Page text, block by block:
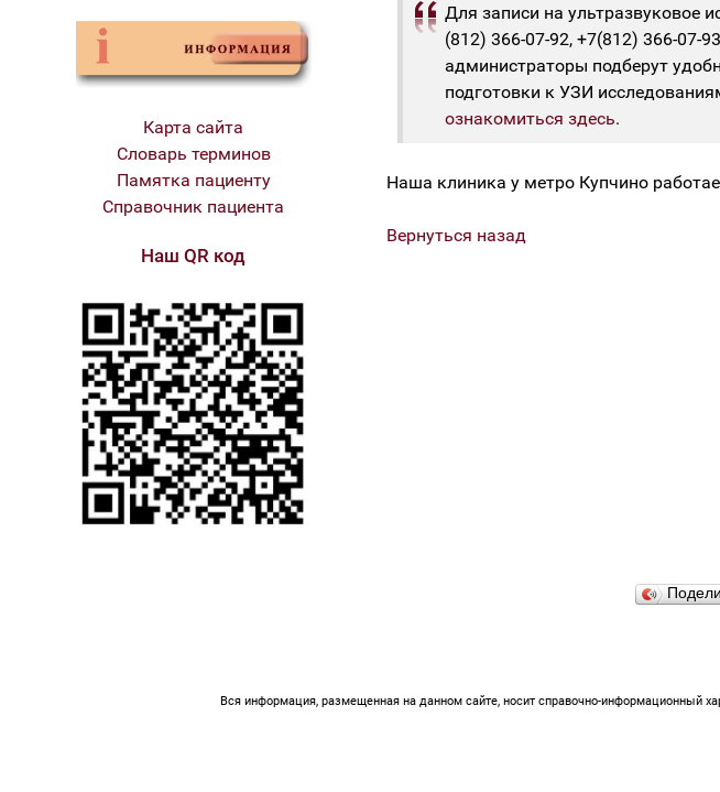
Карта сайта
Словарь терминов
Памятка пациенту
Справочник пациента
Наш QR код
Для записи на ультразвуковое
(812) 366-07-92, +7(812) 366-07-
администраторы подберут
подготовки к УЗИ
ознакомиться здесь.
Наша клиника у метро Купчино
Вернуться назад
Вся информация, размещенная на данном сайте, носит справочно-информационный